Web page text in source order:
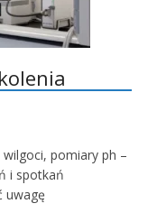
pomiary ph –
i spotkań
uwagę